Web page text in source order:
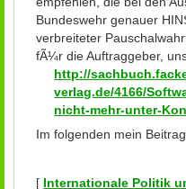
Bundeswehr genauer
verbreiteter
fÃ¼r die Auftraggeber,
http://
verlag.de/4166/
nicht-mehr-unter-
Im folgenden mein
[ Internationale Politik